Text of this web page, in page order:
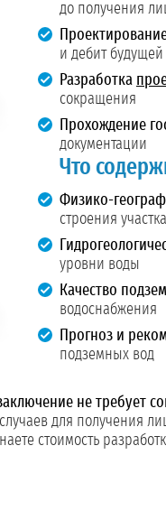
до получения
и дебит
Разработка
сокращения
Прохождение
документации
Что
Физико-
строения участка
уровни воды
Качество
водоснабжения
Прогноз и
подземных вод
не требует
для получения
стоимость